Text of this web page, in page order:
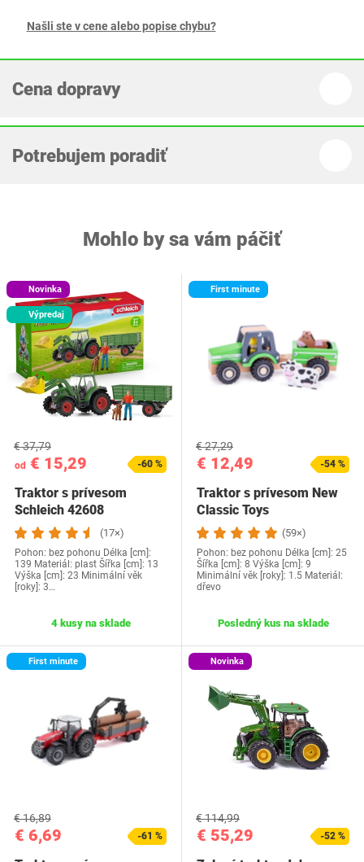
Našli ste v cene alebo popise chybu?
Cena dopravy
Potrebujem poradiť
Mohlo by sa vám páčiť
Novinka
Výpredaj
od € 15,29
€ 37,79
-60 %
Traktor s prívesom
Schleich 42608
(17×)
Pohon: bez pohonu Délka [cm]:
139 Materiál: plast Šířka [cm]: 13
Výška [cm]: 23 Minimální věk
[roky]: 3…
4 kusy na sklade
First minute
€ 12,49
€ 27,29
-54 %
Traktor s prívesom New
Classic Toys
(59×)
Pohon: bez pohonu Délka [cm]: 25
Šířka [cm]: 8 Výška [cm]: 9
Minimální věk [roky]: 1.5 Materiál:
dřevo
Posledný kus na sklade
First minute
€ 6,69
€ 16,89
-61 %
Novinka
€ 55,29
€ 114,99
-52 %